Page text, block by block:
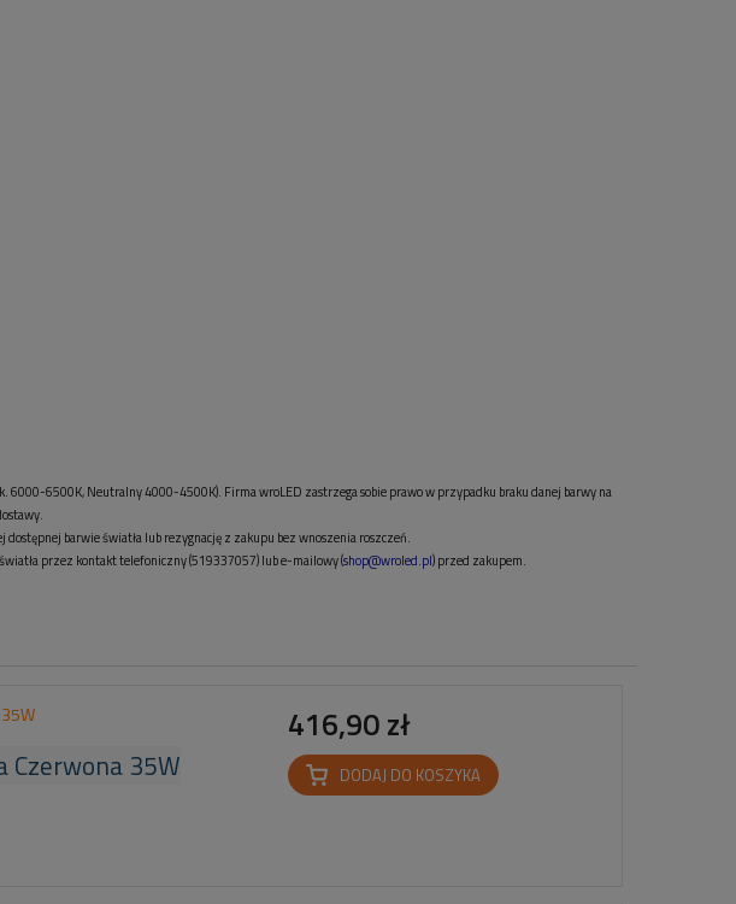
6000-6500K, Neutralny 4000-4500K). Firma wroLED zastrzega sobie prawo w przypadku braku danej barwy na
barwie światła lub rezygnację z zakupu bez wnoszenia roszczeń.
przez kontakt telefoniczny (519337057) lub e-mailowy (shop@wroled.pl) przed zakupem.
Czerwona 35W
416,90 zł
DODAJ DO KOSZYKA